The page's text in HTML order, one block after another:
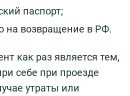
паспорт;
на возвращение в РФ.
как раз является тем,
себе при проезде
утраты или